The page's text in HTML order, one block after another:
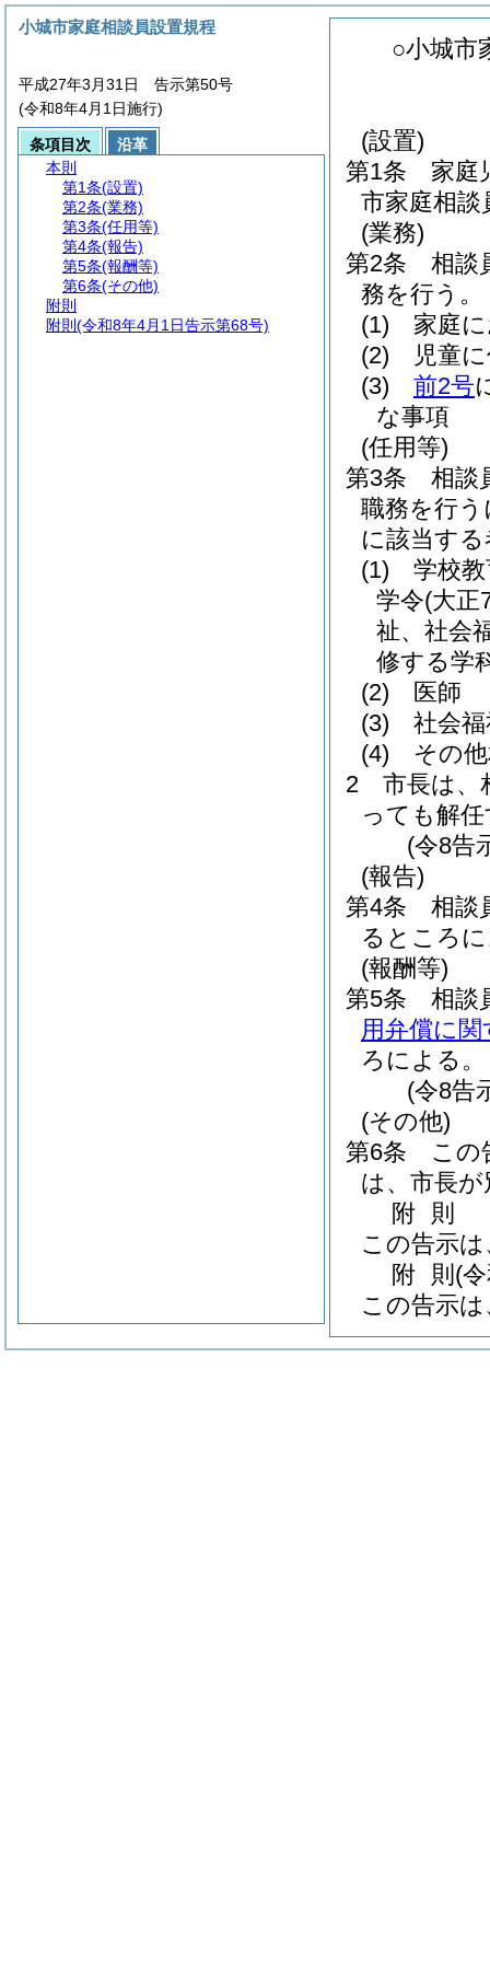
○小城市
(設置)
第1条
家庭
市家庭相談
(業務)
第2条
相談
務を行う。
(1)
家庭
(2)
児童
(3)
前2号
な事項
(任用等)
第3条
相談
職務を行
に該当す
(1)
学校
学令(大正
祉、社会
修する学
(2)
医師
(3)
社会
(4)
その
2
市長は、
っても解
(令8告
(報告)
第4条
相談
るところ
(報酬等)
第5条
相談
用弁償に
ろによる。
(令8告
(その他)
第6条
この
は、市長
附 則
この告示
附 則 (
この告示
小城市家庭相談員設置規程
平成27年3月31日 告示第50号
(令和8年4月1日施行)
条項目次
沿革
本則
第1条(設置)
第2条(業務)
第3条(任用等)
第4条(報告)
第5条(報酬等)
第6条(その他)
附則
附則 (令和8年4月1日告示第68号)